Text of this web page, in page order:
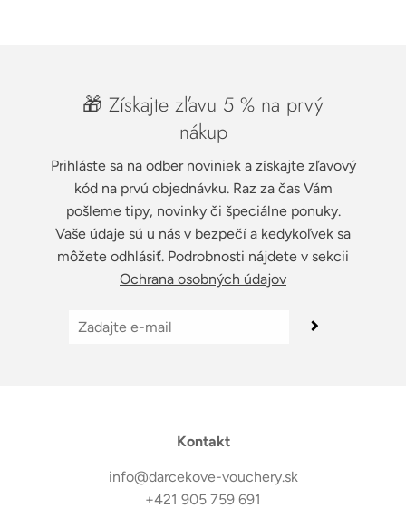
🎁 Získajte zľavu 5 % na prvý
nákup
Prihláste sa na odber noviniek a získajte zľavový
kód na prvú objednávku. Raz za čas Vám
pošleme tipy, novinky či špeciálne ponuky.
Vaše údaje sú u nás v bezpečí a kedykoľvek sa
môžete odhlásiť. Podrobnosti nájdete v sekcii
Ochrana osobných údajov
Kontakt
info@darcekove-vouchery.sk
+421 905 759 691